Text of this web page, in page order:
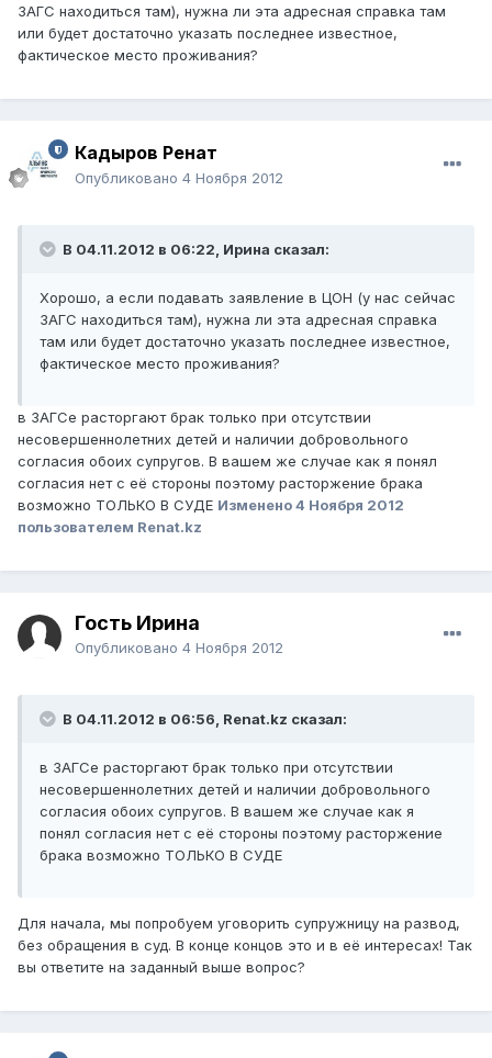
ЗАГС находиться там), нужна ли эта адресная справка там
или будет достаточно указать последнее известное,
фактическое место проживания?
Кадыров Ренат
Опубликовано 4 Ноября 2012
В 04.11.2012 в 06:22, Ирина сказал:
Хорошо, а если подавать заявление в ЦОН (у нас сейчас
ЗАГС находиться там), нужна ли эта адресная справка
там или будет достаточно указать последнее известное,
фактическое место проживания?
в ЗАГСе расторгают брак только при отсутствии
несовершеннолетних детей и наличии добровольного
согласия обоих супругов. В вашем же случае как я понял
согласия нет с её стороны поэтому расторжение брака
возможно ТОЛЬКО В СУДЕ Изменено4 Ноября 2012
пользователем Renat.kz
Гость Ирина
Опубликовано 4 Ноября 2012
В 04.11.2012 в 06:56, Renat.kz сказал:
в ЗАГСе расторгают брак только при отсутствии
несовершеннолетних детей и наличии добровольного
согласия обоих супругов. В вашем же случае как я
понял согласия нет с её стороны поэтому расторжение
брака возможно ТОЛЬКО В СУДЕ
Для начала, мы попробуем уговорить супружницу на развод,
без обращения в суд. В конце концов это и в её интересах! Так
вы ответите на заданный выше вопрос?